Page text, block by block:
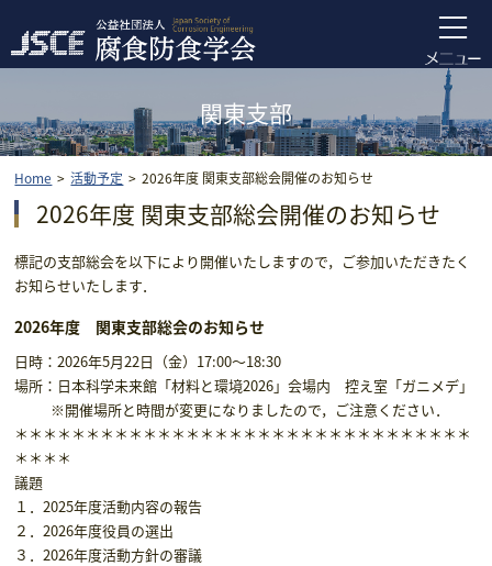
関東支部
Home 活動予定 2026年度 関東支部総会開催のお知らせ
2026年度 関東支部総会開催のお知らせ
標記の支部総会を以下により開催いたしますので，ご参加いただきたく
お知らせいたします．
2026年度 関東支部総会のお知らせ
日時：2026年5月22日（金）17:00～18:30
場所：日本科学未来館「材料と環境2026」会場内 控え室「ガニメデ」
※開催場所と時間が変更になりましたので，ご注意ください．
＊＊＊＊＊＊＊＊＊＊＊＊＊＊＊＊＊＊＊＊＊＊＊＊＊＊＊＊＊＊＊＊
＊＊＊＊
議題
１．2025年度活動内容の報告
２．2026年度役員の選出
３．2026年度活動方針の審議